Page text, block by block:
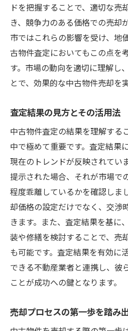
信頼できるパートナ
売却後のアフターケ
成功事例から学ぶ売
スムーズな取引を実現す
査定の流れ
る方法
効率的なスケジュー
専門家との連携によ
取引におけるチェッ
トラブル回避のため
理
取引完了後のフォロ
の向上
納得の価格を導く門真市
のコツ
市場調査をもとにし
地域特性を最大限に
価格交渉におけるポ
ドを把握することで、適切な売
き、競争力のある価格での売却
市ではこれらの影響を受け、地
古物件査定においてもこの点を
す。市場の動向を適切に理解し
とで、効果的な中古物件売却を
査定結果の見方とその活用法
中古物件査定の結果を理解する
中で極めて重要です。査定結果
現在のトレンドが反映されてい
提示された場合、それが市場で
程度乖離しているかを確認しま
却価格の設定だけでなく、交渉
きます。また、査定結果を基に
装や修繕を検討することで、売
も可能です。査定結果を有効に
できる不動産業者と連携し、彼
ことが成功への鍵となります。
売却プロセスの第一歩を踏み